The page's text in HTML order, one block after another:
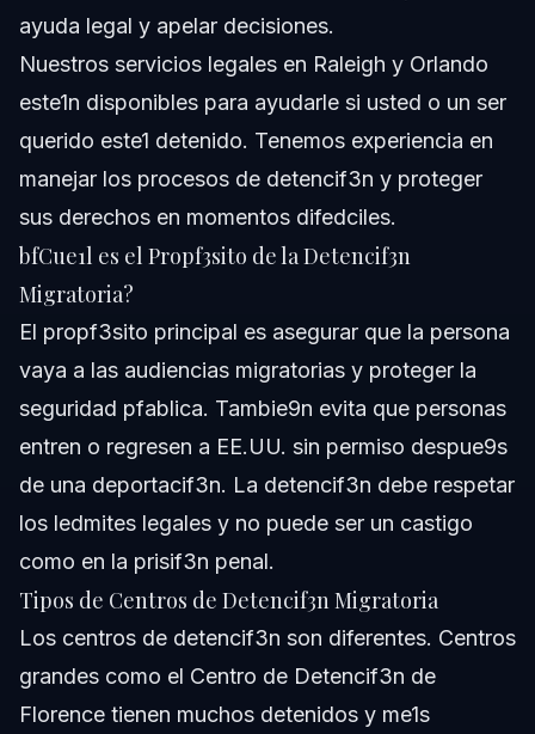
ayuda legal y apelar decisiones.
Nuestros servicios legales en Raleigh y Orlando
este1n disponibles para ayudarle si usted o un ser
querido este1 detenido. Tenemos experiencia en
manejar los procesos de detencif3n y proteger
sus derechos en momentos difedciles.
bfCue1l es el Propf3sito de la Detencif3n
Migratoria?
El propf3sito principal es asegurar que la persona
vaya a las audiencias migratorias y proteger la
seguridad pfablica. Tambie9n evita que personas
entren o regresen a EE.UU. sin permiso despue9s
de una deportacif3n. La detencif3n debe respetar
los ledmites legales y no puede ser un castigo
como en la prisif3n penal.
Tipos de Centros de Detencif3n Migratoria
Los centros de detencif3n son diferentes. Centros
grandes como el Centro de Detencif3n de
Florence tienen muchos detenidos y me1s